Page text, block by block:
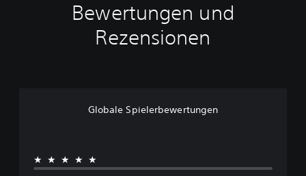
Bewertungen und
Rezensionen
Globale Spielerbewertungen
★★★★★